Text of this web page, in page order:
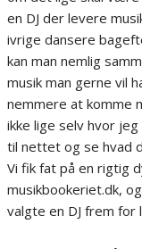
en DJ der levere
ivrige dansere
kan man nemlig
musik man gerne vil
nemmere at komme
ikke lige selv hvor
til nettet og se hvad
Vi fik fat på en rigtig
musikbookeriet.dk,
valgte en DJ frem for